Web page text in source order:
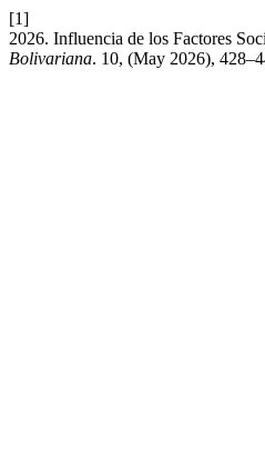
[1]
2026. Influencia de los Factores
Bolivariana. 10, (May 2026),